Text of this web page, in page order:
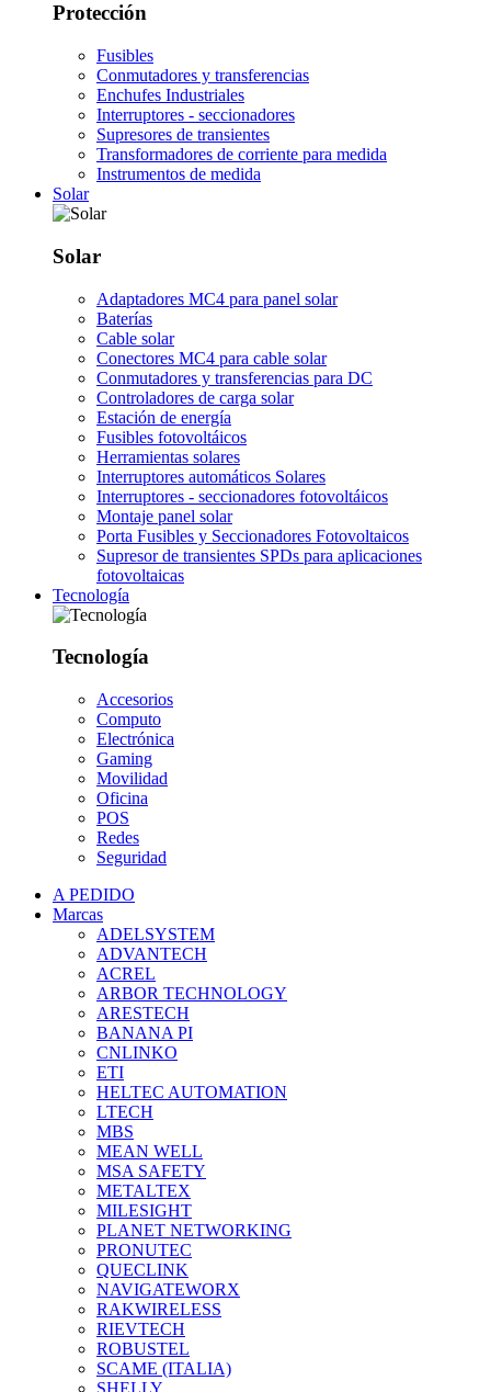
Protección
Fusibles
Conmutadores y transferencias
Enchufes Industriales
Interruptores - seccionadores
Supresores de transientes
Transformadores de corriente para medida
Instrumentos de medida
Solar
Solar
Adaptadores MC4 para panel solar
Baterías
Cable solar
Conectores MC4 para cable solar
Conmutadores y transferencias para DC
Controladores de carga solar
Estación de energía
Fusibles fotovoltáicos
Herramientas solares
Interruptores automáticos Solares
Interruptores - seccionadores fotovoltáicos
Montaje panel solar
Porta Fusibles y Seccionadores Fotovoltaicos
Supresor de transientes SPDs para aplicaciones
fotovoltaicas
Tecnología
Tecnología
Accesorios
Computo
Electrónica
Gaming
Movilidad
Oficina
POS
Redes
Seguridad
A PEDIDO
Marcas
ADELSYSTEM
ADVANTECH
ACREL
ARBOR TECHNOLOGY
ARESTECH
BANANA PI
CNLINKO
ETI
HELTEC AUTOMATION
LTECH
MBS
MEAN WELL
MSA SAFETY
METALTEX
MILESIGHT
PLANET NETWORKING
PRONUTEC
QUECLINK
NAVIGATEWORX
RAKWIRELESS
RIEVTECH
ROBUSTEL
SCAME (ITALIA)
SHELLY